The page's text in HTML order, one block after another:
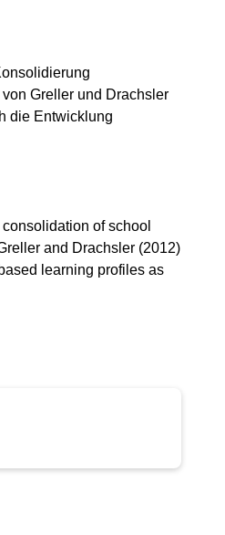
Greller und Drachsler
die Entwicklung
of school
and Drachsler (2012)
learning profiles as